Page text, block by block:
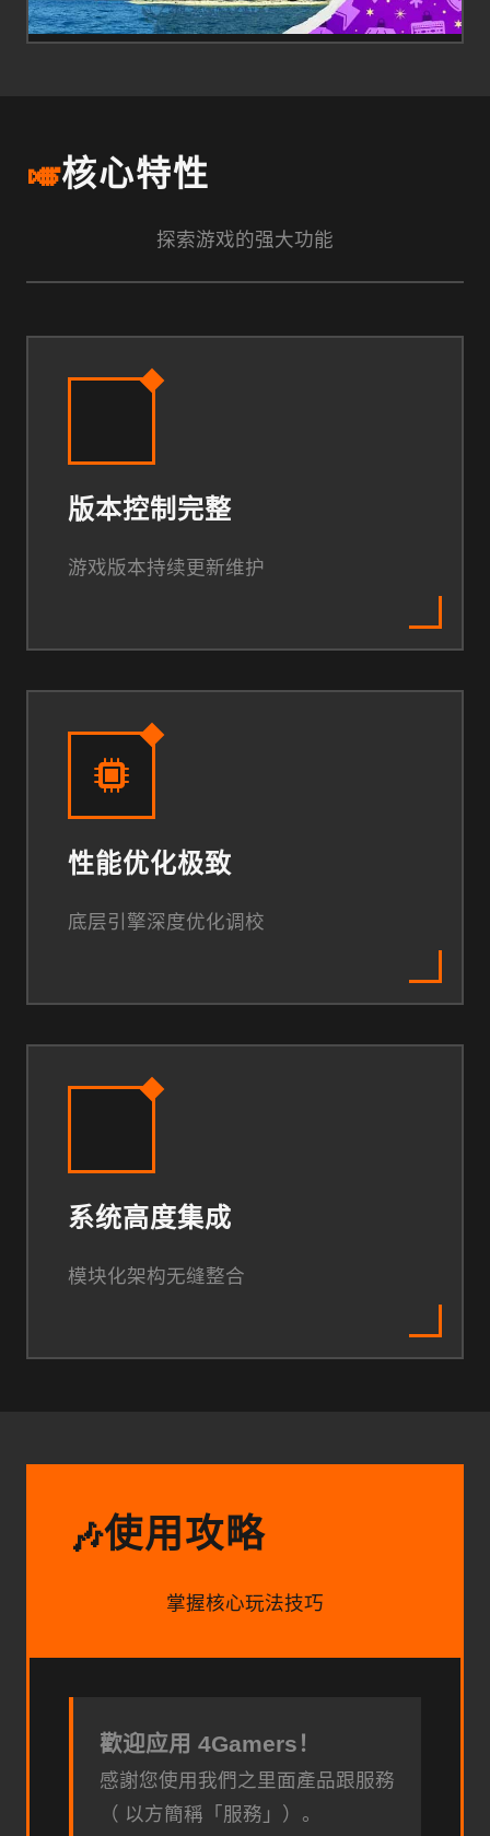
🎺核心特性
探索游戏的强大功能
版本控制完整
游戏版本持续更新维护
性能优化极致
底层引擎深度优化调校
系统高度集成
模块化架构无缝整合
🎶使用攻略
掌握核心玩法技巧
歡迎应用 4Gamers！
感謝您使用我們之里面產品跟服務
（ 以方簡稱「服務」）。